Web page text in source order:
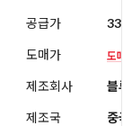
공급가
도매가
제조회사 블루
제조국 중국